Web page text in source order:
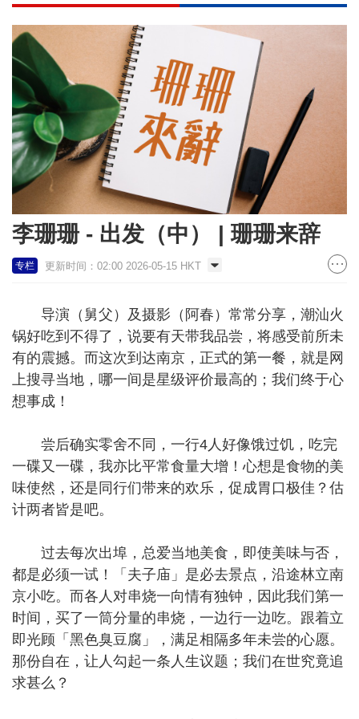
李珊珊 - 出发（中） | 珊珊来辞
专栏 更新时间：02:00 2026-05-15 HKT
导演（舅父）及摄影（阿春）常常分享，潮汕火
锅好吃到不得了，说要有天带我品尝，将感受前所未
有的震撼。而这次到达南京，正式的第一餐，就是网
上搜寻当地，哪一间是星级评价最高的；我们终于心
想事成！
尝后确实零舍不同，一行4人好像饿过饥，吃完
一碟又一碟，我亦比平常食量大增！心想是食物的美
味使然，还是同行们带来的欢乐，促成胃口极佳？估
计两者皆是吧。
过去每次出埠，总爱当地美食，即使美味与否，
都是必须一试！「夫子庙」是必去景点，沿途林立南
京小吃。而各人对串烧一向情有独钟，因此我们第一
时间，买了一筒分量的串烧，一边行一边吃。跟着立
即光顾「黑色臭豆腐」，满足相隔多年未尝的心愿。
那份自在，让人勾起一条人生议题；我们在世究竟追
求甚么？